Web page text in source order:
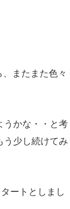
またまた色々
うかな・・と考
う少し続けてみ
ートとしまし